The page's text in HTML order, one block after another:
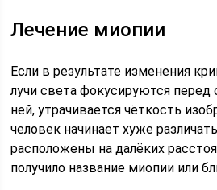
Лечение миопии
Если в результате изменения
лучи света фокусируются перед
ней, утрачивается чёткость
человек начинает хуже
расположены на далёких
получило название миопии или